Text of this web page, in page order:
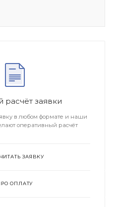
расчёт заявки
в любом формате и наши
оперативный расчёт
ЗАЯВКУ
ОПЛАТУ